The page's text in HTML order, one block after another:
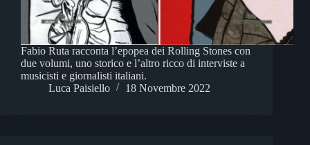
Fabio Ruta racconta l’epopea dei Rolling Stones con
due volumi, uno storico e l’altro ricco di interviste a
musicisti e giornalisti italiani.
Luca Paisiello
18 Novembre 2022